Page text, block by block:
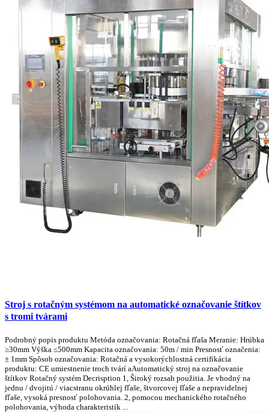
Stroj s rotačným systémom na automatické označovanie štítkov
s tromi tvárami
Podrobný popis produktu Metóda označovania: Rotačná fľaša Meranie: Hrúbka
≥30mm Výška ≤500mm Kapacita označovania: 50m / min Presnosť označenia:
± 1mm ​​Spôsob označovania: Rotačná a vysokorýchlostná certifikácia
produktu: CE umiestnenie troch tvárí aAutomatický stroj na označovanie
štítkov Rotačný systém Decrisption 1, Široký rozsah použitia. Je vhodný na
jednu / dvojitú / viacstranu okrúhlej fľaše, štvorcovej fľaše a nepravidelnej
fľaše, vysoká presnosť polohovania. 2, pomocou mechanického rotačného
polohovania, výhoda charakteristík ...